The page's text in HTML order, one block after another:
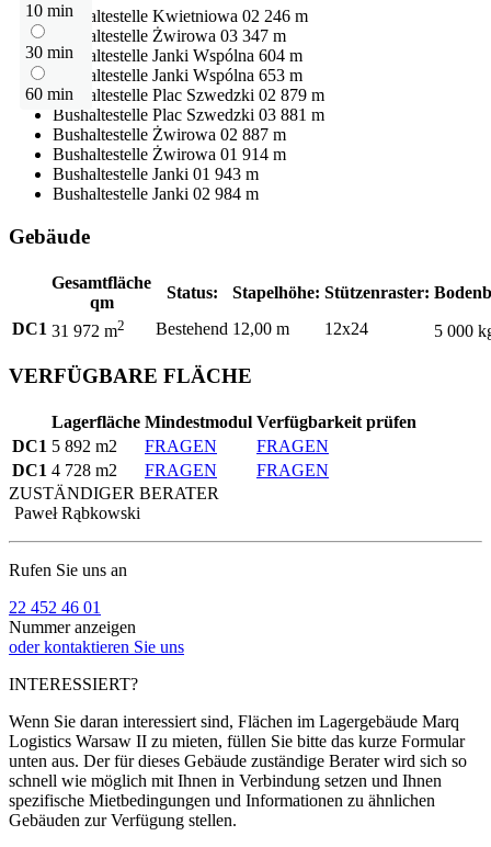
10 min
30 min
60 min
Bushaltestelle Kwietniowa 02 246 m
Bushaltestelle Żwirowa 03 347 m
Bushaltestelle Janki Wspólna 604 m
Bushaltestelle Janki Wspólna 653 m
Bushaltestelle Plac Szwedzki 02 879 m
Bushaltestelle Plac Szwedzki 03 881 m
Bushaltestelle Żwirowa 02 887 m
Bushaltestelle Żwirowa 01 914 m
Bushaltestelle Janki 01 943 m
Bushaltestelle Janki 02 984 m
Gebäude
Gesamtfläche
qm
Status: Stapelhöhe: Stützenraster:
DC1 31 972 m2 Bestehend 12,00 m 12x24 5 000
VERFÜGBARE FLÄCHE
Lagerfläche Mindestmodul Verfügbarkeit prüfen
DC1 5 892 m2 FRAGEN
FRAGEN
DC1 4 728 m2 FRAGEN
FRAGEN
ZUSTÄNDIGER BERATER
Paweł Rąbkowski
Rufen Sie uns an
22 452 46 01
Nummer anzeigen
oder kontaktieren Sie uns
INTERESSIERT?
Wenn Sie daran interessiert sind, Flächen im Lagergebäude Marq
Logistics Warsaw II zu mieten, füllen Sie bitte das kurze Formular
unten aus. Der für dieses Gebäude zuständige Berater wird sich so
schnell wie möglich mit Ihnen in Verbindung setzen und Ihnen
spezifische Mietbedingungen und Informationen zu ähnlichen
Gebäuden zur Verfügung stellen.